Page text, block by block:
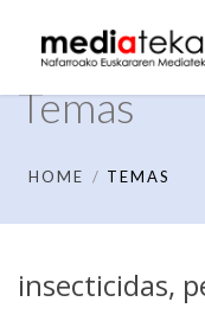
Temas
HOME TEMAS
insecticidas,